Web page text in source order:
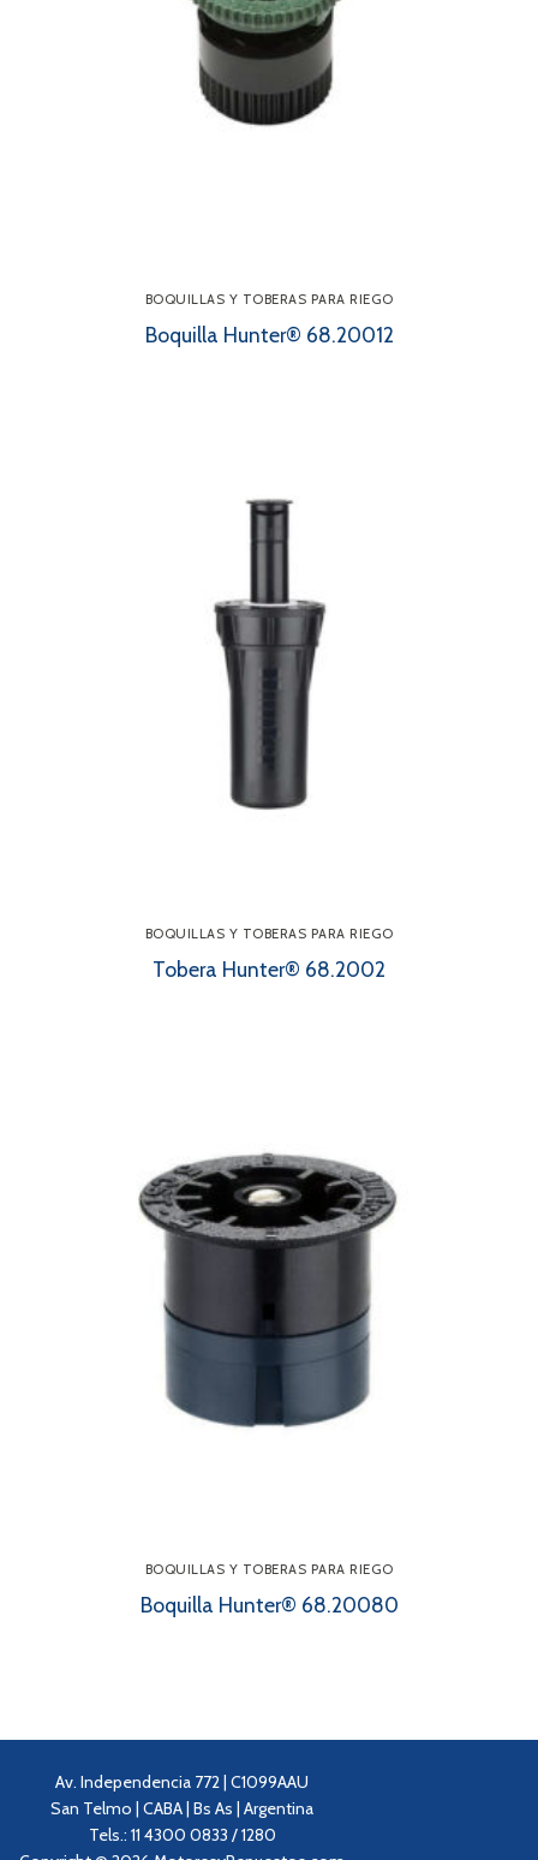
BOQUILLAS Y TOBERAS PARA RIEGO
Boquilla Hunter® 68.20012
BOQUILLAS Y TOBERAS PARA RIEGO
Tobera Hunter® 68.2002
BOQUILLAS Y TOBERAS PARA RIEGO
Boquilla Hunter® 68.20080
Av. Independencia 772 | C1099AAU
San Telmo | CABA | Bs As | Argentina
Tels.: 11 4300 0833 / 1280